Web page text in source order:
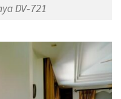
DV-721